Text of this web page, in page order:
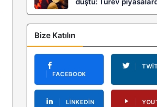
kaldıraç temizliği yeni
trendin habercisi mi?
Bize Katılın
FACEBOOK
LINKEDIN